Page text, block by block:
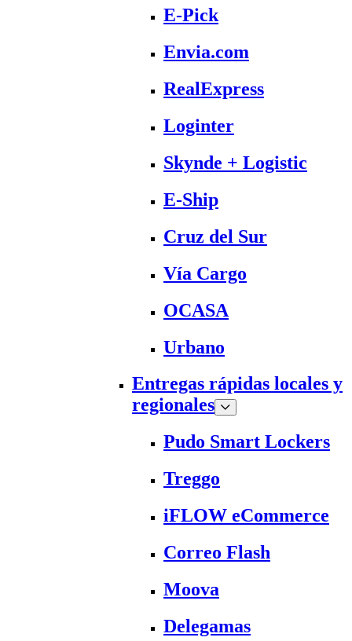
E-Pick
Envia.com
RealExpress
Loginter
Skynde + Logistic
E-Ship
Cruz del Sur
Vía Cargo
OCASA
Urbano
Entregas rápidas locales y
regionales
Pudo Smart Lockers
Treggo
iFLOW eCommerce
Correo Flash
Moova
Delegamas